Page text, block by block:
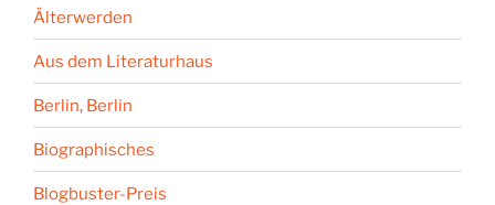
Älterwerden
Aus dem Literaturhaus
Berlin, Berlin
Biographisches
Blogbuster-Preis